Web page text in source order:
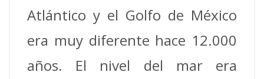
Atlántico y el Golfo de México
era muy diferente hace 12.000
años. El nivel del mar era